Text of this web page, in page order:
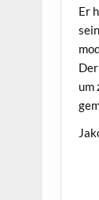
Er
um